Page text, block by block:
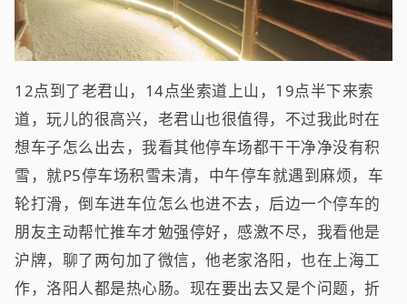
12点到了老君山，14点坐索道上山，19点半下来索
道，玩儿的很高兴，老君山也很值得，不过我此时在
想车子怎么出去，我看其他停车场都干干净净没有积
雪，就P5停车场积雪未清，中午停车就遇到麻烦，车
轮打滑，倒车进车位怎么也进不去，后边一个停车的
朋友主动帮忙推车才勉强停好，感激不尽，我看他是
沪牌，聊了两句加了微信，他老家洛阳，也在上海工
作，洛阳人都是热心肠。现在要出去又是个问题，折